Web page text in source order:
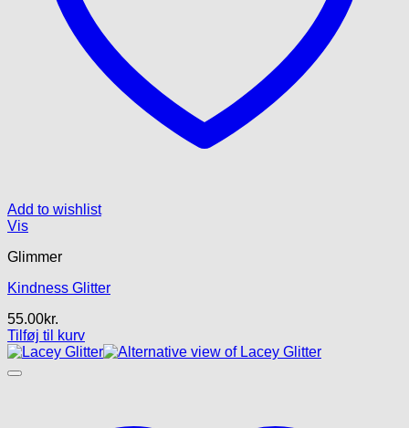
Add to wishlist
Vis
Glimmer
Kindness Glitter
55.00kr.
Tilføj til kurv